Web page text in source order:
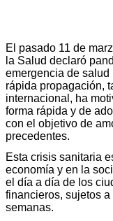
El pasado 11 de
la Salud declaró
emergencia de
rápida propagación,
internacional, ha
forma rápida y de
con el objetivo de
precedentes.
Esta crisis sanitaria
economía y en la
el día a día de los
financieros, sujetos
semanas.